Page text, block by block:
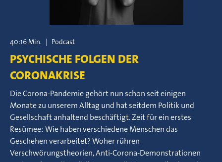
40:16 Min. | Podcast
PSYCHISCHE FOLGEN DER
CORONAKRISE
Die Corona-Pandemie gehört nun schon seit einigen
Monate zu unserem Alltag und hat seitdem Politik und
Gesellschaft anhaltend beschäftigt. Zeit für ein erstes
Resümee: Wie haben verschiedene Menschen das
Geschehen verarbeitet? Woher rühren
Verschwörungstheorien, Anti-Corona-Demonstrationen